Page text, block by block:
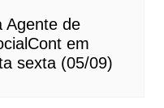
Agente de
em
sexta (05/09)